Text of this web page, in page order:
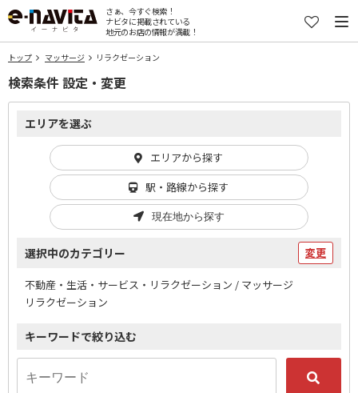
さぁ、今すぐ検索！
ナビタに掲載されている
地元のお店の情報が満載！
トップ マッサージ リラクゼーション
検索条件 設定・変更
エリアを選ぶ
エリアから探す
駅・路線から探す
現在地から探す
選択中のカテゴリー 変更
不動産・生活・サービス・リラクゼーション / マッサージ
リラクゼーション
キーワードで絞り込む